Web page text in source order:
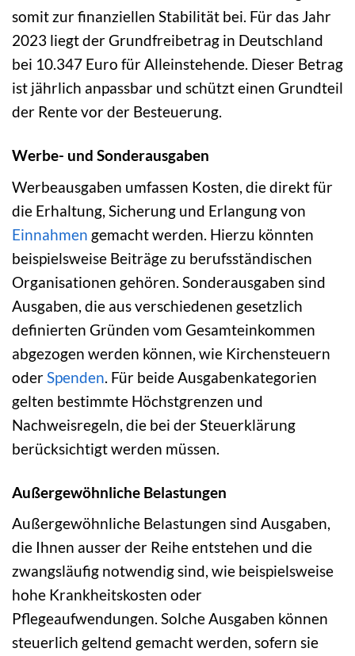
somit zur finanziellen Stabilität bei. Für das Jahr
2023 liegt der Grundfreibetrag in Deutschland
bei 10.347 Euro für Alleinstehende. Dieser Betrag
ist jährlich anpassbar und schützt einen Grundteil
der Rente vor der Besteuerung.
Werbe- und Sonderausgaben
Werbeausgaben umfassen Kosten, die direkt für
die Erhaltung, Sicherung und Erlangung von
Einnahmen gemacht werden. Hierzu könnten
beispielsweise Beiträge zu berufsständischen
Organisationen gehören. Sonderausgaben sind
Ausgaben, die aus verschiedenen gesetzlich
definierten Gründen vom Gesamteinkommen
abgezogen werden können, wie Kirchensteuern
oder Spenden . Für beide Ausgabenkategorien
gelten bestimmte Höchstgrenzen und
Nachweisregeln, die bei der Steuerklärung
berücksichtigt werden müssen.
Außergewöhnliche Belastungen
Außergewöhnliche Belastungen sind Ausgaben,
die Ihnen ausser der Reihe entstehen und die
zwangsläufig notwendig sind, wie beispielsweise
hohe Krankheitskosten oder
Pflegeaufwendungen. Solche Ausgaben können
steuerlich geltend gemacht werden, sofern sie